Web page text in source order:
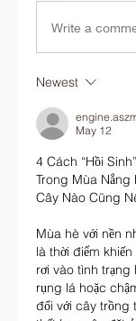
Write a
Newest
May 12
4 Cách “Hồi
Trong Mùa Nắng
Cây Nào Cũng
Mùa hè với nền
là thời điểm
rơi vào tình
rụng lá hoặc
đối với cây trồng